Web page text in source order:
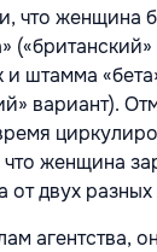
что женщина
и штамма
вариант).
женщина
от двух
агентства,